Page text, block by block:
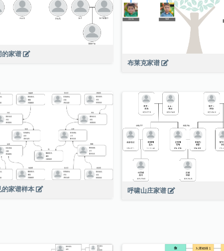
的家谱
布莱克家谱
的家谱样本 呼啸山庄家谱